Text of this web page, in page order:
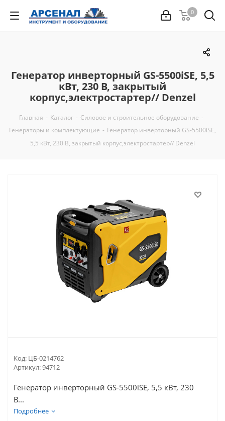
0
Генератор инверторный GS-5500iSE, 5,5
кВт, 230 В, закрытый
корпус,электростартер// Denzel
Главная - Каталог - Силовое и строительное оборудование -
Генераторы и комплектующие - Генератор инверторный GS-5500iSE,
5,5 кВт, 230 В, закрытый корпус,электростартер// Denzel
Код: ЦБ-0214762
Артикул:94712
Генератор инверторный GS-5500iSE, 5,5 кВт, 230
В...
Подробнее